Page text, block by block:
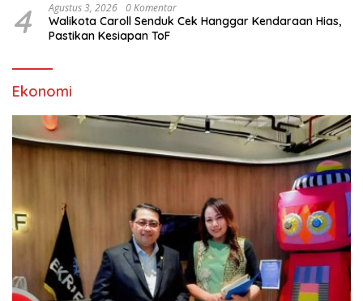
4 Agustus 3, 2026 0 Komentar
Walikota Caroll Senduk Cek Hanggar Kendaraan Hias,
Pastikan Kesiapan ToF
Ekonomi